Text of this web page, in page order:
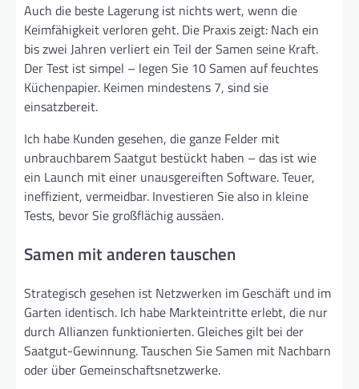
Auch die beste Lagerung ist nichts wert, wenn die
Keimfähigkeit verloren geht. Die Praxis zeigt: Nach ein
bis zwei Jahren verliert ein Teil der Samen seine Kraft.
Der Test ist simpel – legen Sie 10 Samen auf feuchtes
Küchenpapier. Keimen mindestens 7, sind sie
einsatzbereit.
Ich habe Kunden gesehen, die ganze Felder mit
unbrauchbarem Saatgut bestückt haben – das ist wie
ein Launch mit einer unausgereiften Software. Teuer,
ineffizient, vermeidbar. Investieren Sie also in kleine
Tests, bevor Sie großflächig aussäen.
Samen mit anderen tauschen
Strategisch gesehen ist Netzwerken im Geschäft und im
Garten identisch. Ich habe Markteintritte erlebt, die nur
durch Allianzen funktionierten. Gleiches gilt bei der
Saatgut-Gewinnung. Tauschen Sie Samen mit Nachbarn
oder über Gemeinschaftsnetzwerke.